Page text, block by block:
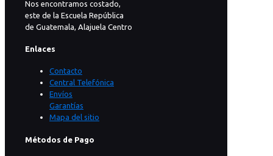
Nos encontramos costado,
este de la Escuela República
de Guatemala, Alajuela Centro
Enlaces
Contacto
Central Telefónica
Envíos
Garantías
Mapa del sitio
Métodos de Pago